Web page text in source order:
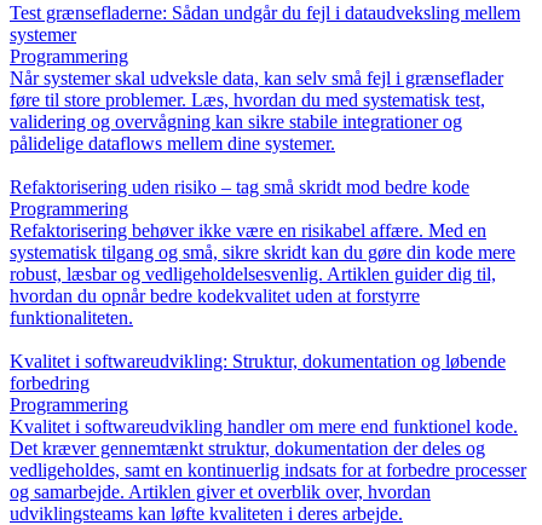
Test grænsefladerne: Sådan undgår du fejl i dataudveksling mellem
systemer
Programmering
Når systemer skal udveksle data, kan selv små fejl i grænseflader
føre til store problemer. Læs, hvordan du med systematisk test,
validering og overvågning kan sikre stabile integrationer og
pålidelige dataflows mellem dine systemer.
Refaktorisering uden risiko – tag små skridt mod bedre kode
Programmering
Refaktorisering behøver ikke være en risikabel affære. Med en
systematisk tilgang og små, sikre skridt kan du gøre din kode mere
robust, læsbar og vedligeholdelsesvenlig. Artiklen guider dig til,
hvordan du opnår bedre kodekvalitet uden at forstyrre
funktionaliteten.
Kvalitet i softwareudvikling: Struktur, dokumentation og løbende
forbedring
Programmering
Kvalitet i softwareudvikling handler om mere end funktionel kode.
Det kræver gennemtænkt struktur, dokumentation der deles og
vedligeholdes, samt en kontinuerlig indsats for at forbedre processer
og samarbejde. Artiklen giver et overblik over, hvordan
udviklingsteams kan løfte kvaliteten i deres arbejde.